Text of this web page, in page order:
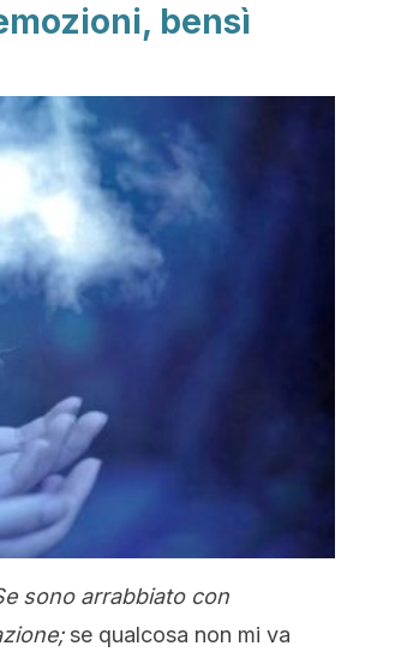
bensì
sono arrabbiato con
se qualcosa non mi va